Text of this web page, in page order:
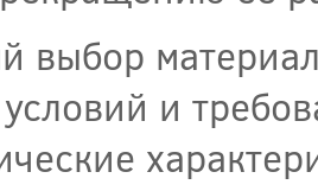
выбор
и